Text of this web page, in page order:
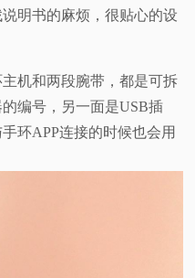
明书的麻烦，很贴心的设
机和两段腕带，都是可拆
编号，另一面是USB插
环APP连接的时候也会用